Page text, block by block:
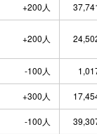
+200人
+200人
-100人
+300人
-100人